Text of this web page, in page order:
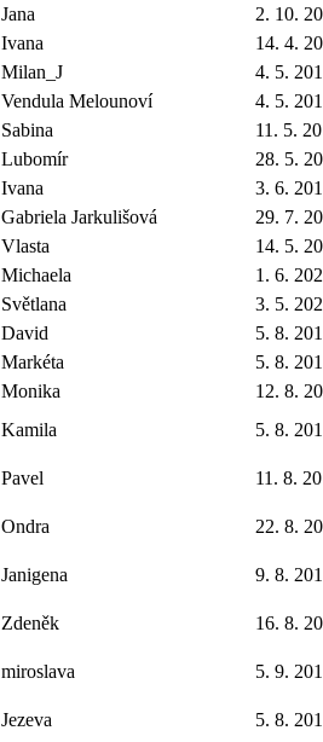
Jana
2. 10.
Ivana
14. 4.
Milan_J
4. 5.
Vendula Melounoví
4. 5.
Sabina
11. 5.
Lubomír
28. 5.
Ivana
3. 6.
Gabriela Jarkulišová
29. 7.
Vlasta
14. 5.
Michaela
1. 6.
Světlana
3. 5.
David
5. 8.
Markéta
5. 8.
Monika
12. 8.
Kamila
5. 8.
Pavel
11. 8.
Ondra
22. 8.
Janigena
9. 8.
Zdeněk
16. 8.
miroslava
5. 9.
Jezeva
5. 8.